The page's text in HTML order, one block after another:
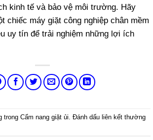
kinh tế và bảo vệ môi trường. Hãy
chiếc máy giặt công nghiệp chân mềm
uy tín để trải nghiệm những lợi ích
trong Cẩm nang giặt ủi . Đánh dấu liên kết thường